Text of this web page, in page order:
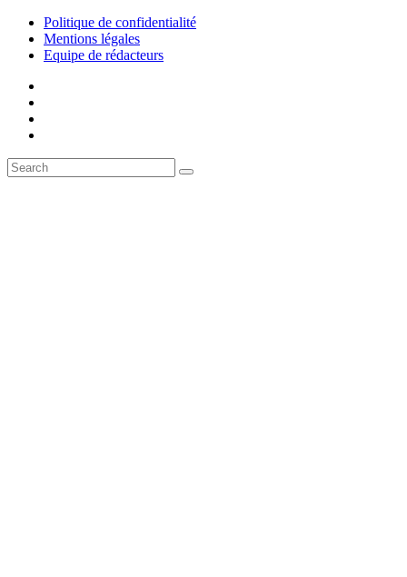
Politique de confidentialité
Mentions légales
Equipe de rédacteurs